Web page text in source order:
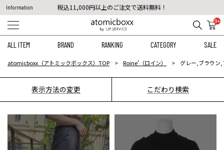
Information
税込11,000円以上のご注文で送料無料！
【重要】予約商品のお支払い方法（代金引換）変更に関するお知らせ
9+
ALL ITEM BRAND RANKING CATEGORY SALE
atomicboxx（アトミックボックス）TOP Roine'（ロイン） グレー,ブラウン
表示方法の変更 こだわり検索